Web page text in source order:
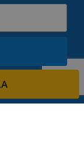
informat
la